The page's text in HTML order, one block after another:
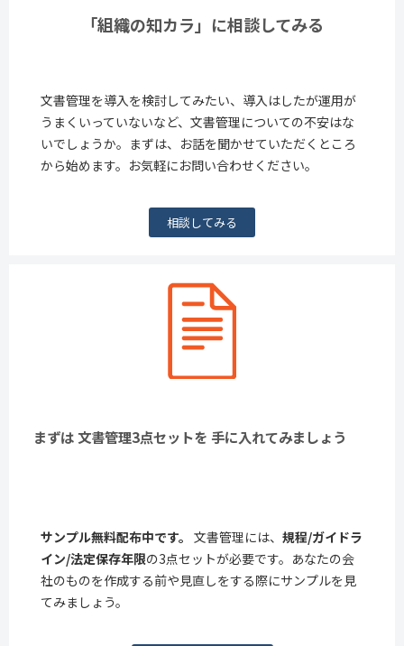
「組織の知カラ」に相談してみる
文書管理を導入を検討してみたい、導入はしたが運用が
うまくいっていないなど、文書管理についての不安はな
いでしょうか。まずは、お話を聞かせていただくところ
から始めます。お気軽にお問い合わせください。
相談してみる
まずは 文書管理3点セットを 手に入れてみましょう
サンプル無料配布中です。 文書管理には、 規程/ガイドラ
イン/法定保存年限の3点セットが必要です。あなたの会
社のものを作成する前や見直しをする際にサンプルを見
てみましょう。